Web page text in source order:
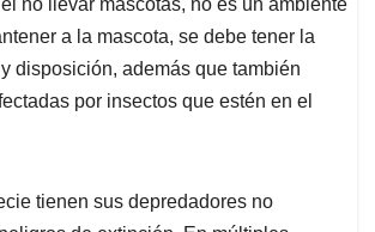
no llevar mascotas, no es un ambiente
a la mascota, se debe tener la
disposición, además que también
por insectos que estén en el
tienen sus depredadores no